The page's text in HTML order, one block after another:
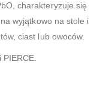
charakteryzuje się
wyjątkowo na stole i
ciast lub owoców.
PIERCE.